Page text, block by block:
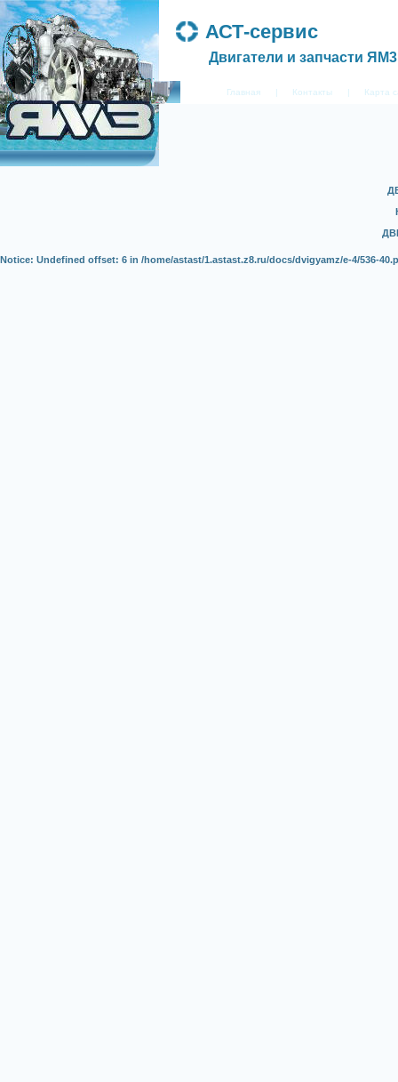
АСТ-сервис
Двигатели и запчасти ЯМ3
Главная | Контакты | Карта
Notice: Undefined offset: 6 in /home/astast/1.astast.z8.ru/docs/dvigyamz/e-4/536-